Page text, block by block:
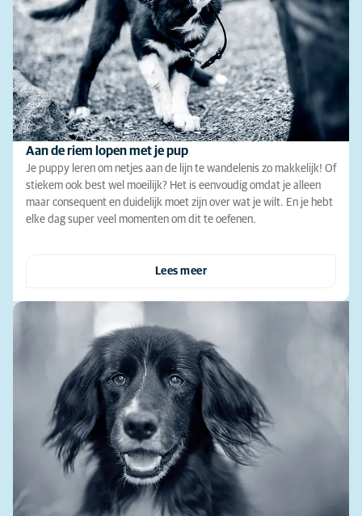
Aan de riem lopen met je pup
Je puppy leren om netjes aan de lijn te wandelenis zo makkelijk! Of
stiekem ook best wel moeilijk? Het is eenvoudig omdat je alleen
maar consequent en duidelijk moet zijn over wat je wilt. En je hebt
elke dag super veel momenten om dit te oefenen.
Lees meer